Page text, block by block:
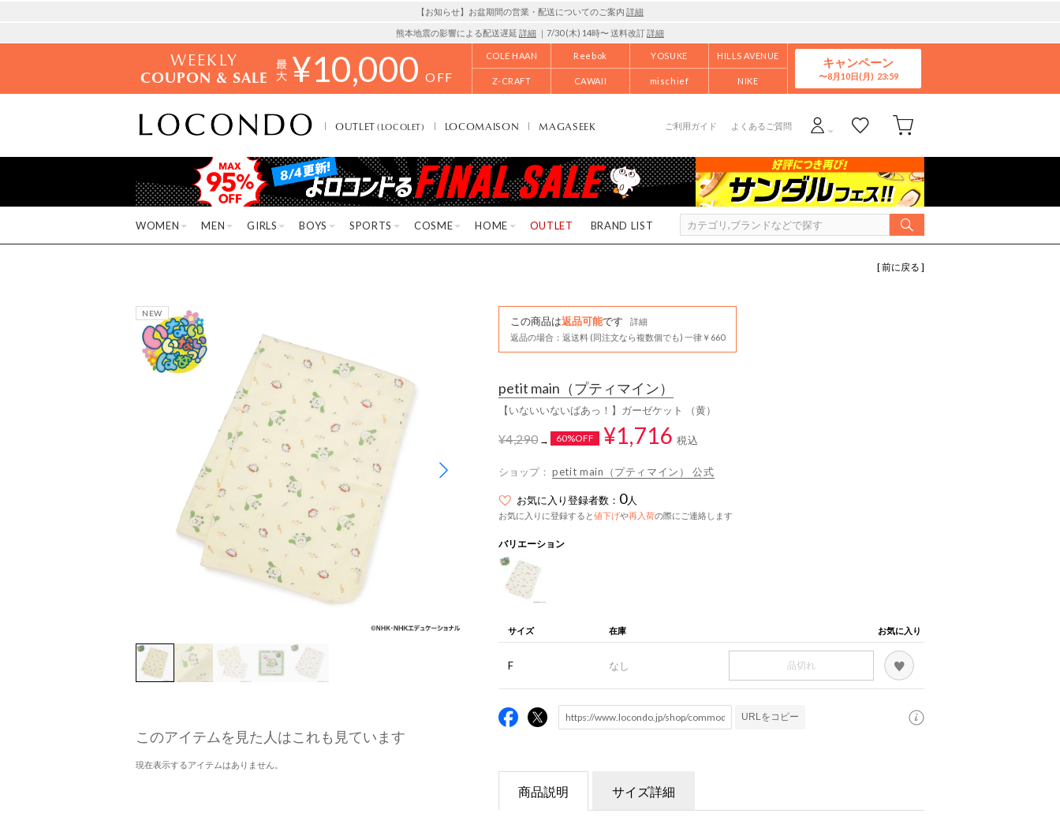
【お知らせ】お盆期間の営業・配送についてのご案内 詳細
熊本地震の影響による配送遅延 詳細 ｜7/30 (木) 14時〜 送料改訂詳細
WEEKLY
COUPON & SALE ¥10,000 OFF
COLE HAAN Reebok YOSUKE HILLS AVENUE
Z-CRAFT CAWAII mischief NIKE
キャンペーン
8月10日(月)
OUTLET(LOCOLET) LOCOMAISON MAGASEEK ご利用ガイド よくあるご質問
WOMEN MEN GIRLS BOYS SPORTS COSME HOME OUTLET BRAND LIST
[ 前に戻る ]
このアイテムを見た人はこれも見ています
現在表示するアイテムはありません。
この商品は返品可能です
詳細
返品の場合：返送料 (同注文なら複数個でも) 一律￥660
petit main （プティマイン）
【いないいないばあっ！】ガーゼケット （黄）
¥4,290→ 60%OFF ¥1,716 税込
ショップ： petit main（プティマイン） 公式
お気に入り登録者数： 0人
お気に入りに登録すると値下げや再入荷の際にご連絡します
バリエーション
サイズ 在庫 お気に入り
F なし 品切れ
URLをコピー
商品説明 サイズ詳細